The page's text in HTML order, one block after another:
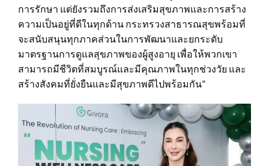
การรักษา แต่ยังรวมถึงการส่งเสริมสุขภาพและการสร้าง
ความเป็นอยู่ที่ดีในทุกด้าน กระทรวงสาธารณสุขพร้อมที่
จะสนับสนุนทุกภาคส่วนในการพัฒนาและยกระดับ
มาตรฐานการดูแลสุขภาพของผู้สูงอายุ เพื่อให้พวกเขา
สามารถมีชีวิตที่สมบูรณ์และมีคุณภาพในทุกช่วงวัย และ
สร้างสังคมที่ยั่งยืนและมีสุขภาพดีไปพร้อมกัน”